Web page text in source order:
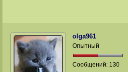
olga961
Опытный
Сообщений: 130